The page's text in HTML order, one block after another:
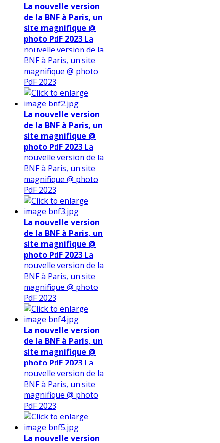
La nouvelle version
de la BNF à Paris, un
site magnifique @
photo PdF 2023 La
nouvelle version de la
BNF à Paris, un site
magnifique @ photo
PdF 2023
La nouvelle version
de la BNF à Paris, un
site magnifique @
photo PdF 2023 La
nouvelle version de la
BNF à Paris, un site
magnifique @ photo
PdF 2023
La nouvelle version
de la BNF à Paris, un
site magnifique @
photo PdF 2023 La
nouvelle version de la
BNF à Paris, un site
magnifique @ photo
PdF 2023
La nouvelle version
de la BNF à Paris, un
site magnifique @
photo PdF 2023 La
nouvelle version de la
BNF à Paris, un site
magnifique @ photo
PdF 2023
La nouvelle version